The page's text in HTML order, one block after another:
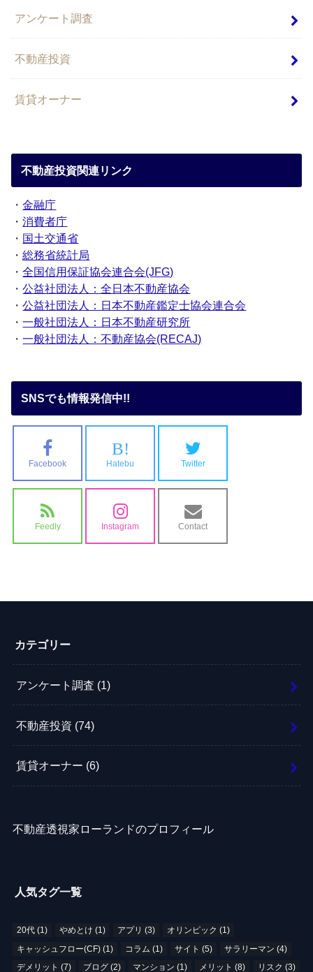
アンケート調査
不動産投資
賃貸オーナー
不動産投資関連リンク
・金融庁
・消費者庁
・ 国土交通省
・総務省統計局
・全国信用保証協会連合会(JFG)
・公益社団法人：全日本不動産協会
・公益社団法人：日本不動産鑑定士協会連合会
・一般社団法人：日本不動産研究所
・一般社団法人：不動産協会(RECAJ)
SNSでも情報発信中!!
Facebook
B!
Hatebu Twitter
Feedly Instagram Contact
カテゴリー
アンケート調査 (1)
不動産投資 (74)
賃貸オーナー (6)
不動産透視家ローランドのプロフィール
人気タグ一覧
20代(1) やめとけ (1) アプリ (3) オリンピック (1)
キャッシュフロー(CF)(1) コラム (1) サイト (5) サラリーマン (4)
デメリット (7) ブログ (2) マンション (1) メリット (8) リスク (3)